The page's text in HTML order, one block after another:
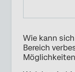
Wie kann
Bereich